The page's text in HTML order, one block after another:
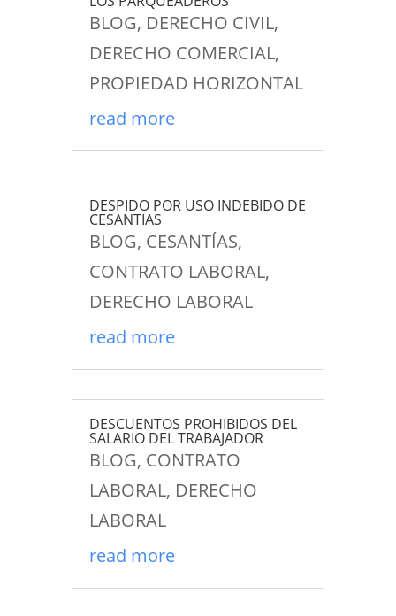
BLOG, DERECHO CIVIL,
DERECHO COMERCIAL,
PROPIEDAD HORIZONTAL
read more
DESPIDO POR USO INDEBIDO DE
CESANTIAS
BLOG, CESANTÍAS,
CONTRATO LABORAL,
DERECHO LABORAL
read more
DESCUENTOS PROHIBIDOS DEL
SALARIO DEL TRABAJADOR
BLOG, CONTRATO
LABORAL, DERECHO
LABORAL
read more